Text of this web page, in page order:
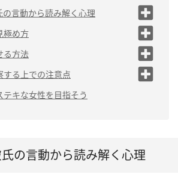
の言動から読み解く心理
いのはなぜ？
てくれない彼氏の本音と
友達を優先するのは仕方な
紹介してくれないのはなぜ？
極め方
するか
ための時間をつくってく
」から逃げないか
る方法
夢中にならない
になる
る上での注意点
ひと括りにするのは危
キな女性を目指そう
氏の言動から読み解く心理